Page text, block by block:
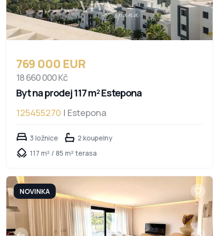
769 000 EUR
18 660 000 Kč
Byt na prodej 117 m² Estepona
125455270 | Estepona
3 ložnice
2 koupelny
117 m² / 85 m² terasa
NOVINKA